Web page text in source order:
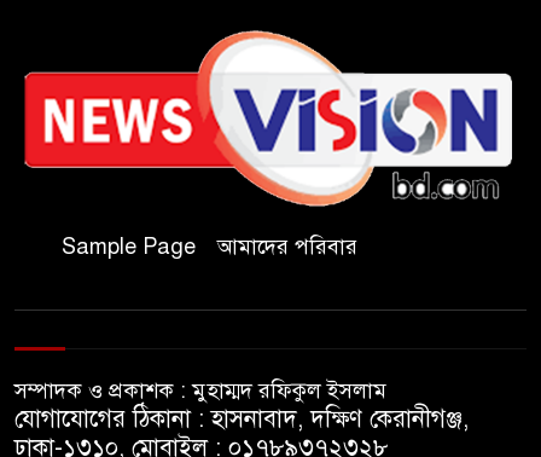
১১ বিজিবির অভিযানে প্রায় ৯০
হাজার পিস বার্মিজ ইয়াবা উদ্ধার
চকরিয়ায় ফাঁসিয়াখালী সরকারি
প্রাথমিক বিদ্যালয়ের ম্যানেজিং
কমিটির সভাপতি নির্বাচিত মো.
ফ্যাসিবাদী সমাজব্যবস্থার
মূলোৎপাটনের লক্ষ্যে; ইবিসাস
Sample Page আমাদের পরিবার
সম্পাদক ও প্রকাশক : মুহাম্মদ রফিকুল ইসলাম
যোগাযোগের ঠিকানা : হাসনাবাদ, দক্ষিণ কেরানীগঞ্জ,
ঢাকা-১৩১০, মোবাইল : ০১৭৮৯৩৭২৩২৮